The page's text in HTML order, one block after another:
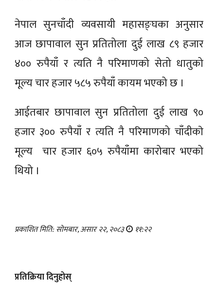
नेपाल सुनचाँदी व्यवसायी महासङ्घका अनुसार
आज छापावाल सुन प्रतितोला दुई लाख ८९ हजार
४०० रुपैयाँ र त्यति नै परिमाणको सेतो धातुको
मूल्य चार हजार ५८५ रुपैयाँ कायम भएको छ ।
आईतबार छापावाल सुन प्रतितोला दुई लाख ९०
हजार ३०० रुपैयाँ र त्यति नै परिमाणको चाँदीकाे
मूल्य चार हजार ६०५ रुपैयाँमा कारोबार भएको
थियो ।
प्रकाशित मिति: सोमबार, असार २२, २०८३ ११:२२
प्रतिक्रिया दिनुहोस्